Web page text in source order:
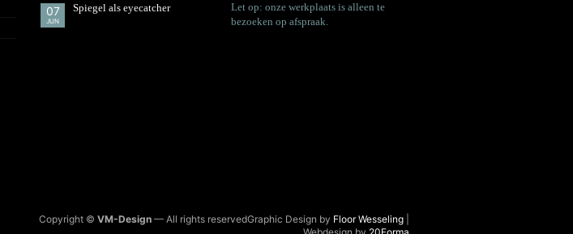
07
JUN
Spiegel als eyecatcher
Let op: onze werkplaats is alleen te
bezoeken op afspraak.
Copyright © VM-Design — All rights reservedGraphic Design by Floor Wesseling